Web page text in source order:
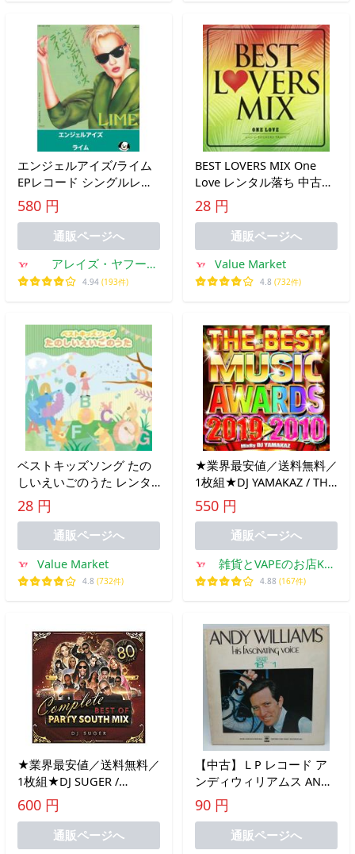
エンジェルアイズ/ライム
EPレコード シングルレコ
ード
580 円
通販ページへ
アレイズ・ヤフー
SHOP
4.94 (193件)
BEST LOVERS MIX One
Love レンタル落ち 中古
CD
28 円
通販ページへ
Value Market
4.8 (732件)
ベストキッズソング たの
しいえいごのうた レンタ
ル落ち 中古 CD
28 円
通販ページへ
Value Market
4.8 (732件)
★業界最安値／送料無料／
1枚組★DJ YAMAKAZ / THE
BEST MUSIC AWARDS
2019-2010
550 円
通販ページへ
雑貨とVAPEのお店Kul
Kul
4.88 (167件)
★業界最安値／送料無料／
1枚組★DJ SUGER /
COMPLETE BEST OF PARTY
SOUTH MIX
600 円
通販ページへ
【中古】ＬP レコード ア
ンディウィリアムス ANDY
WILLIAMS☆恋のムードを
うたう SONI-95101
90 円
通販ページへ